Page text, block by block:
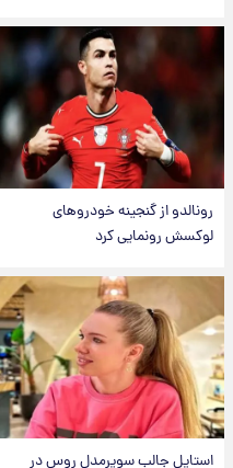
رونالدو از گنجینه خودروهای
لوکسش رونمایی کرد
استایل جالب سوپرمدل روس در